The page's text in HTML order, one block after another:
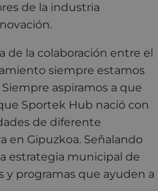
de la industria
de la colaboración entre el
siempre estamos
aspiramos a que
Sportek Hub nació con
de diferente
en Gipuzkoa. Señalando
estrategia municipal de
y programas que ayuden a